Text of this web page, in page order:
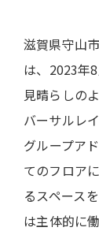
滋賀県守山
は、2023年
見晴らしの
バーサルレ
グループア
てのフロア
るスペース
は主体的に